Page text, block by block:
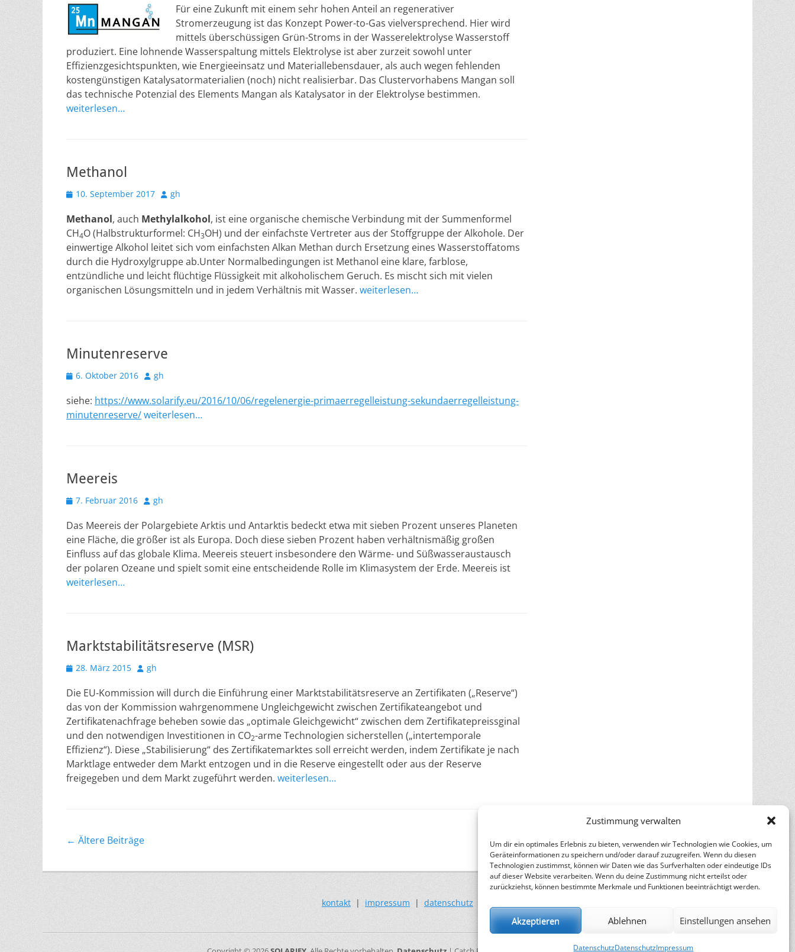
Zustimmung verwalten
Um dir ein optimales Erlebnis zu bieten, verwenden wir Technologien wie Cookies, um
Geräteinformationen zu speichern und/oder darauf zuzugreifen. Wenn du diesen
Technologien zustimmst, können wir Daten wie das Surfverhalten oder eindeutige IDs
auf dieser Website verarbeiten. Wenn du deine Zustimmung nicht erteilst oder
zurückziehst, können bestimmte Merkmale und Funktionen beeinträchtigt werden.
Akzeptieren Ablehnen Einstellungen ansehen
DatenschutzDatenschutzImpressum
Für eine Zukunft mit einem sehr hohen Anteil an regenerativer
Stromerzeugung ist das Konzept Power-to-Gas vielversprechend. Hier wird
mittels überschüssigen Grün-Stroms in der Wasserelektrolyse Wasserstoff
produziert. Eine lohnende Wasserspaltung mittels Elektrolyse ist aber zurzeit sowohl unter
Effizienzgesichtspunkten, wie Energieeinsatz und Materiallebensdauer, als auch wegen fehlenden
kostengünstigen Katalysatormaterialien (noch) nicht realisierbar. Das Clustervorhabens Mangan soll
das technische Potenzial des Elements Mangan als Katalysator in der Elektrolyse bestimmen.
weiterlesen…
Methanol
Veröffentlicht
10. September 2017 Autor
gh
Methanol, auch Methylalkohol, ist eine organische chemische Verbindung mit der Summenformel
CH4O (Halbstrukturformel: CH3OH) und der einfachste Vertreter aus der Stoffgruppe der Alkohole. Der
einwertige Alkohol leitet sich vom einfachsten Alkan Methan durch Ersetzung eines Wasserstoffatoms
durch die Hydroxylgruppe ab.Unter Normalbedingungen ist Methanol eine klare, farblose,
entzündliche und leicht flüchtige Flüssigkeit mit alkoholischem Geruch. Es mischt sich mit vielen
organischen Lösungsmitteln und in jedem Verhältnis mit Wasser. weiterlesen…
Minutenreserve
Veröffentlicht
6. Oktober 2016 Autor
gh
siehe: https://www.solarify.eu/2016/10/06/regelenergie-primaerregelleistung-sekundaerregelleistung-
minutenreserve/weiterlesen…
Meereis
Veröffentlicht
7. Februar 2016 Autor
gh
Das Meereis der Polargebiete Arktis und Antarktis bedeckt etwa mit sieben Prozent unseres Planeten
eine Fläche, die größer ist als Europa. Doch diese sieben Prozent haben verhältnismäßig großen
Einfluss auf das globale Klima. Meereis steuert insbesondere den Wärme- und Süßwasseraustausch
der polaren Ozeane und spielt somit eine entscheidende Rolle im Klimasystem der Erde. Meereis ist
weiterlesen…
Marktstabilitätsreserve (MSR)
Veröffentlicht
28. März 2015 Autor
gh
Die EU-Kommission will durch die Einführung einer Marktstabilitätsreserve an Zertifikaten („Reserve“)
das von der Kommission wahrgenommene Ungleichgewicht zwischen Zertifikateangebot und
Zertifikatenachfrage beheben sowie das „optimale Gleichgewicht“ zwischen dem Zertifikatepreissginal
und den notwendigen Investitionen in CO2-arme Technologien sicherstellen („intertemporale
Effizienz“). Diese „Stabilisierung“ des Zertifikatemarktes soll erreicht werden, indem Zertifikate je nach
Marktlage entweder dem Markt entzogen und in die Reserve eingestellt oder aus der Reserve
freigegeben und dem Markt zugeführt werden. weiterlesen…
Beitragsnavigation
← Ältere Beiträge
kontakt | impressum | datenschutz